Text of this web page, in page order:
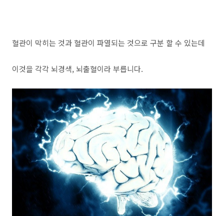
혈관이 막히는 것과 혈관이 파열되는 것으로 구분 할 수 있는데
이것을 각각 뇌경색, 뇌출혈이라 부릅니다.